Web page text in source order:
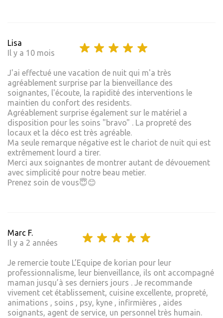
Lisa
Il y a 10 mois
J'ai effectué une vacation de nuit qui m'a très
agréablement surprise par la bienveillance des
soignantes, l'écoute, la rapidité des interventions le
maintien du confort des residents.
Agréablement surprise également sur le matériel a
disposition pour les soins "bravo" . La propreté des
locaux et la déco est très agréable.
Ma seule remarque négative est le chariot de nuit qui est
extrêmement lourd a tirer.
Merci aux soignantes de montrer autant de dévouement
avec simplicité pour notre beau metier.
Prenez soin de vous😇😊
Marc F.
Il y a 2 années
Je remercie toute L’Equipe de korian pour leur
professionnalisme, leur bienveillance, ils ont accompagné
maman jusqu’à ses derniers jours . Je recommande
vivement cet établissement, cuisine excellente, propreté,
animations , soins , psy, kyne , infirmières , aides
soignants, agent de service, un personnel très humain.